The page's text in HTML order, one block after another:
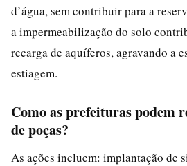
d’água, sem contribuir para a
a impermeabilização do solo
recarga de aquíferos, agravando a
estiagem.
Como as prefeituras podem
de poças?
As ações incluem: implantação de